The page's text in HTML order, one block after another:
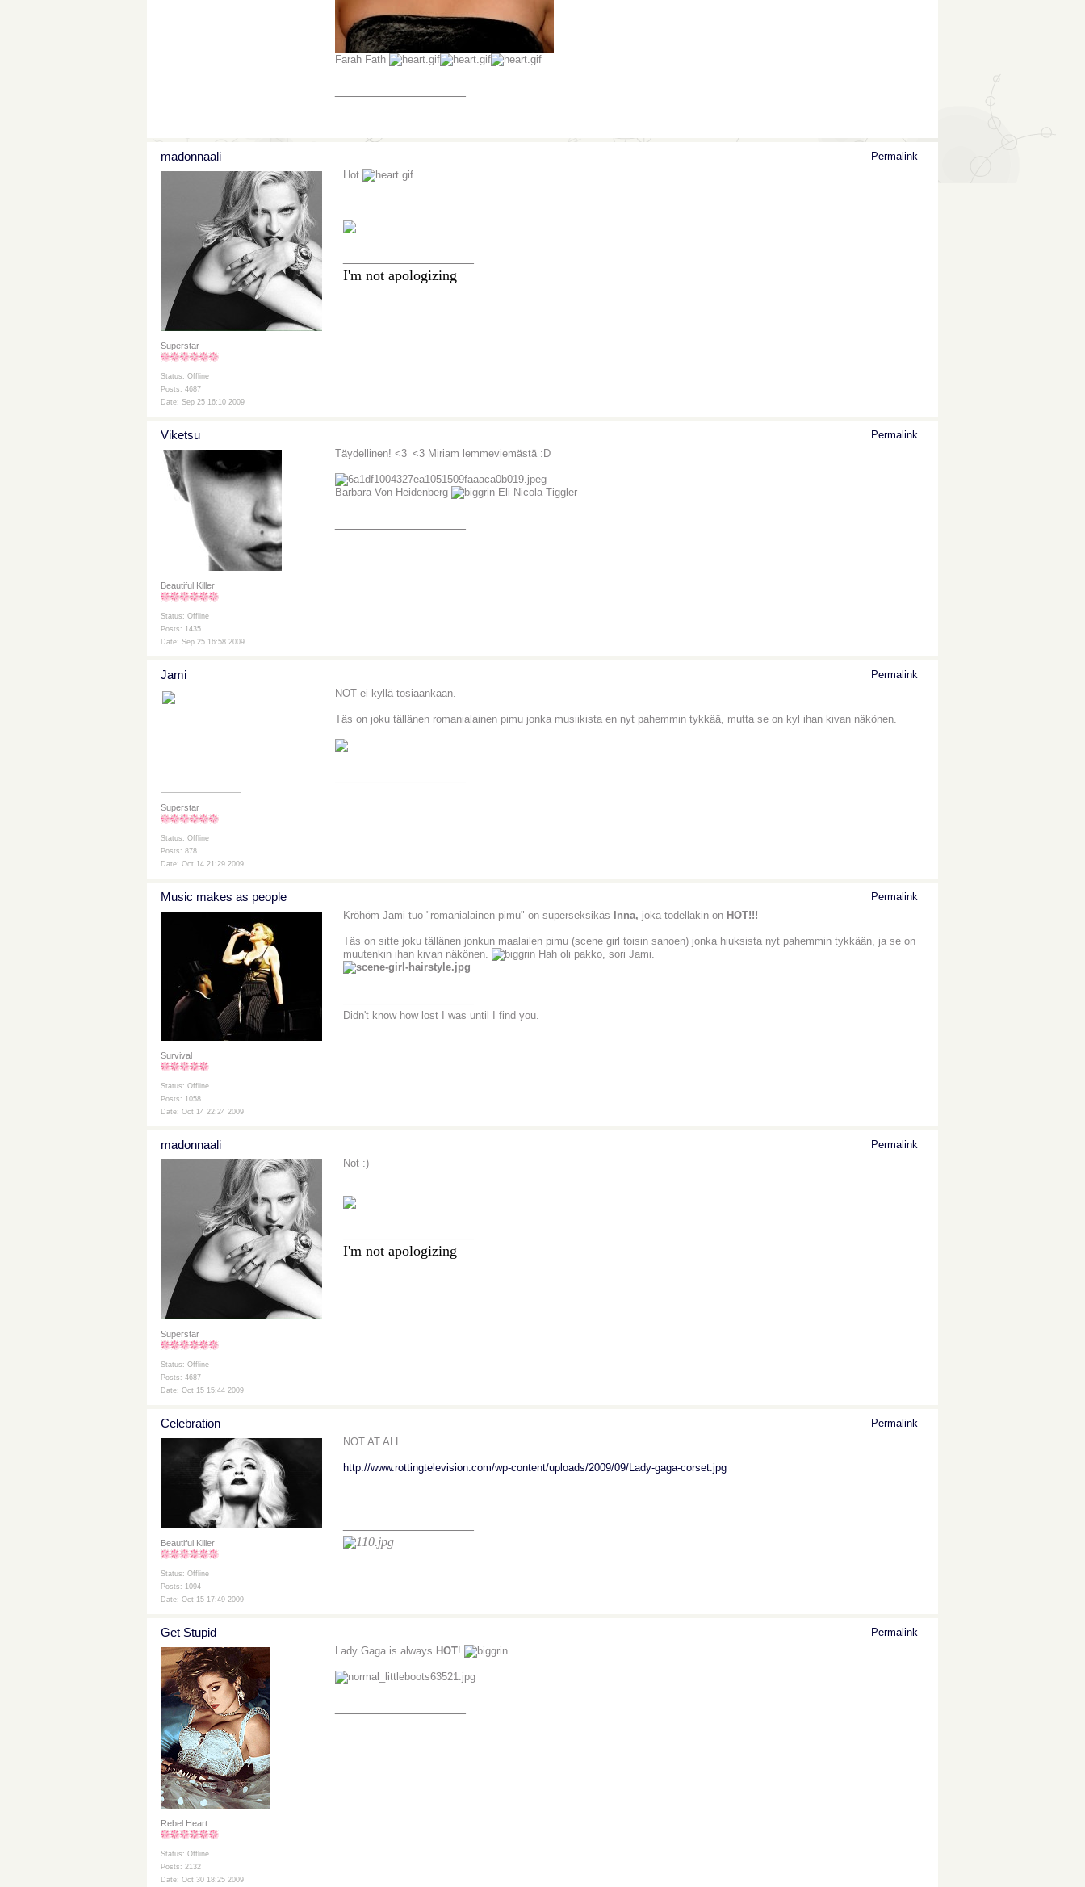
Farah Fath
madonnaali
Superstar
Status: Offline
Posts: 4687
Date: Sep 25 16:10 2009
Permalink
Hot
I'm not apologizing
Viketsu
Beautiful Killer
Status: Offline
Posts: 1435
Date: Sep 25 16:58 2009
Permalink
Täydellinen! <3_<3 Miriam lemmeviemästä :D
Barbara Von Heidenberg Eli Nicola Tiggler
Jami
Superstar
Status: Offline
Posts: 878
Date: Oct 14 21:29 2009
Permalink
NOT ei kyllä tosiaankaan.
Täs on joku tällänen romanialainen pimu jonka musiikista en nyt pahemmin tykkää, mutta se on kyl ihan kivan näkönen.
Music makes as people
Survival
Status: Offline
Posts: 1058
Date: Oct 14 22:24 2009
Permalink
Kröhöm Jami tuo "romanialainen pimu" on superseksikäs Inna, joka todellakin on HOT!!!
Täs on sitte joku tällänen jonkun maalailen pimu (scene girl toisin sanoen) jonka hiuksista nyt pahemmin tykkään, ja se on
muutenkin ihan kivan näkönen.
Hah oli pakko, sori Jami.
Didn't know how lost I was until I find you.
madonnaali
Superstar
Status: Offline
Posts: 4687
Date: Oct 15 15:44 2009
Permalink
Not :)
I'm not apologizing
Celebration
Beautiful Killer
Status: Offline
Posts: 1094
Date: Oct 15 17:49 2009
Permalink
NOT AT ALL.
http://www.rottingtelevision.com/wp-content/uploads/2009/09/Lady-gaga-corset.jpg
Get Stupid
Rebel Heart
Status: Offline
Posts: 2132
Date: Oct 30 18:25 2009
Permalink
Lady Gaga is always HOT!